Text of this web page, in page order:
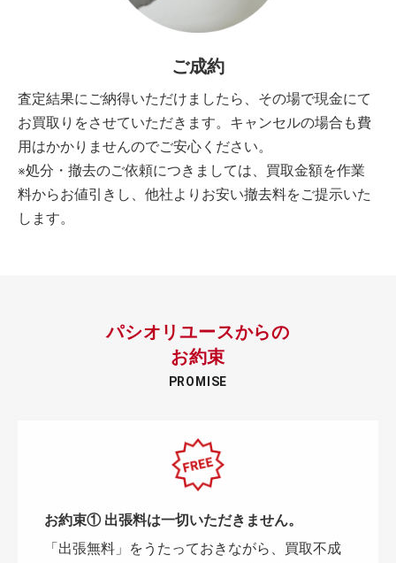
ご成約
査定結果にご納得いただけましたら、その場で現金にて
お買取りをさせていただきます。キャンセルの場合も費
用はかかりませんのでご安心ください。
※処分・撤去のご依頼につきましては、買取金額を作業
料からお値引きし、他社よりお安い撤去料をご提示いた
します。
パシオリユースからの
お約束
PROMISE
お約束① 出張料は一切いただきません。
「出張無料」をうたっておきながら、買取不成